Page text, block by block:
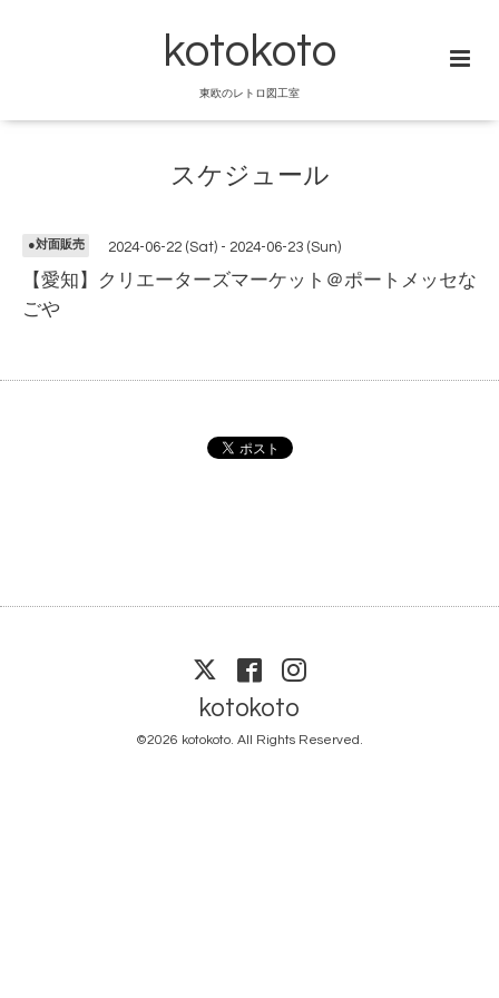
kotokoto
東欧のレトロ図工室
スケジュール
●対面販売 2024-06-22 (Sat) - 2024-06-23 (Sun)
【愛知】クリエーターズマーケット＠ポートメッセな
ごや
kotokoto
©2026 kotokoto. All Rights Reserved.